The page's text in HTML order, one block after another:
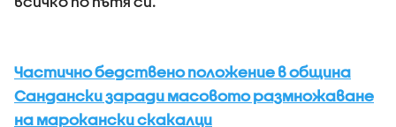
Частично бедствено положение в община
Сандански заради масовото размножаване
на марокански скакалци